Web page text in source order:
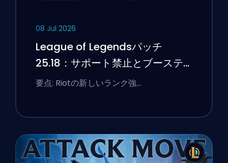
08 Jul 2026
League of Legendsパッチ
25.18：サポート禁止とブーステ
ィングのフラグ
要点: Riotの新しいランク強…